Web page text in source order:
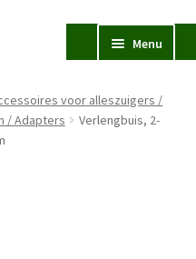
Menu
voor alleszuigers /
/ Adapters
Verlengbuis, 2-